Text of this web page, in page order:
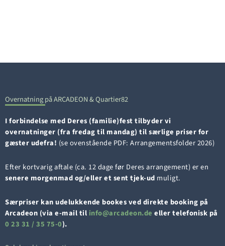
Overnatning på ARCADEON & Quartier82
I forbindelse med Deres (familie)fest tilbyder vi
overnatninger (fra fredag til mandag) til særlige priserfor
gæster udefra! (se ovenstående PDF: Arrangementsfolder 2026)
Efter kortvarig aftale (ca. 12 dage før Deres arrangement) er en
senere morgenmad og/eller et sent tjek-ud muligt.
Særpriser kan udelukkende bookes ved direkte booking på
Arcadeon (via e-mail til
ed.no
edacr
a@ofn
i
eller telefonisk på
0 23 31 / 35 75-0).